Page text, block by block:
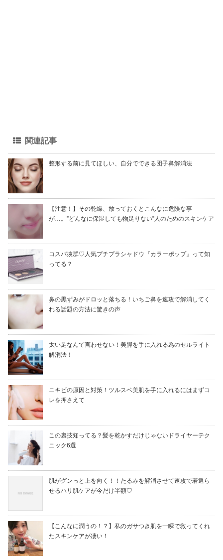
関連記事
整形する前に見てほしい、自分でできる団子鼻解消法
【注意！】その乾燥、放っておくとこんなに危険な事
が…。”どんなに保湿しても物足りない”人のためのスキンケア
コスパ抜群♡人気プチプラシャドウ『カラーポップ』って知
ってる？
鼻の黒ずみがドロッと落ちる！いちご鼻を速攻で解消してく
れる話題の方法に驚きの声
太い足なんて言わせない！美脚を手に入れる為のセルライト
解消法！
ニキビの原因と対策！ツルスベ美肌を手に入れるにはまずコ
レを押さえて
この裏技知ってる？髪を乾かすだけじゃないドライヤーテク
ニック6選
肌がグンっと上を向く！！たるみを解消させて速攻で若返ら
せるハリ肌ケアが今だけ半額♡
【こんなに潤うの！？】私のガサつき肌を一瞬で救ってくれ
たスキンケアが凄い！